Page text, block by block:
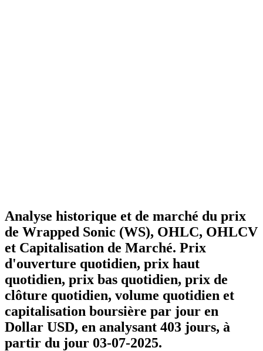
Analyse historique et de marché du prix
de Wrapped Sonic (WS), OHLC, OHLCV
et Capitalisation de Marché. Prix
d'ouverture quotidien, prix haut
quotidien, prix bas quotidien, prix de
clôture quotidien, volume quotidien et
capitalisation boursière par jour en
Dollar USD, en analysant 403 jours, à
partir du jour 03-07-2025.